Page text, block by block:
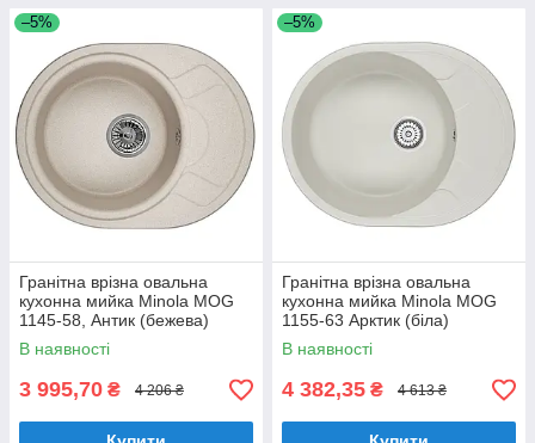
–5%
Гранітна врізна овальна
кухонна мийка Minola MOG
1145-58, Антик (бежева)
В наявності
3 995,70 ₴ 4 206 ₴
–5%
Гранітна врізна овальна
кухонна мийка Minola MOG
1155-63 Арктик (біла)
В наявності
4 382,35 ₴ 4 613 ₴